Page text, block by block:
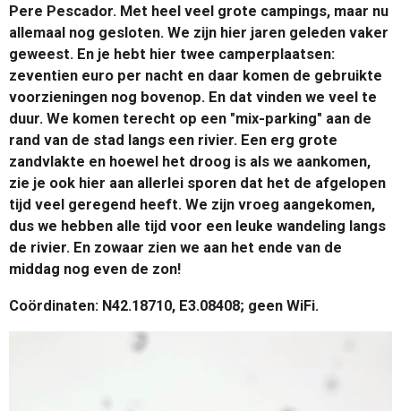
Pere Pescador. Met heel veel grote campings, maar nu
allemaal nog gesloten. We zijn hier jaren geleden vaker
geweest. En je hebt hier twee camperplaatsen:
zeventien euro per nacht en daar komen de gebruikte
voorzieningen nog bovenop. En dat vinden we veel te
duur. We komen terecht op een "mix-parking" aan de
rand van de stad langs een rivier. Een erg grote
zandvlakte en hoewel het droog is als we aankomen,
zie je ook hier aan allerlei sporen dat het de afgelopen
tijd veel geregend heeft. We zijn vroeg aangekomen,
dus we hebben alle tijd voor een leuke wandeling langs
de rivier. En zowaar zien we aan het ende van de
middag nog even de zon!
Coördinaten: N42.18710, E3.08408; geen WiFi.